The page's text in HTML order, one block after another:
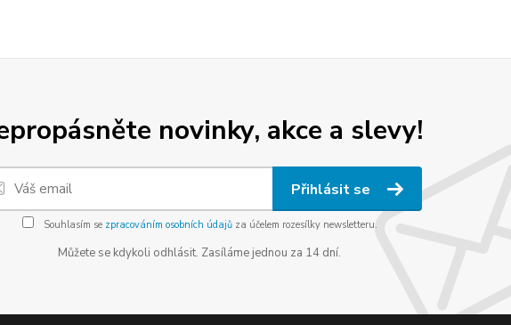
novinky, akce a slevy!
Přihlásit se
Souhlasím se zpracováním osobních údajůza účelem rozesílky newsletteru.
Můžete se kdykoli odhlásit. Zasíláme jednou za 14 dní.